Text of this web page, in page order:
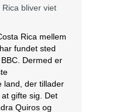
bliver viet
Rica mellem
fundet sted
Dermed er
land, der tillader
gifte sig. Det
Quiros og